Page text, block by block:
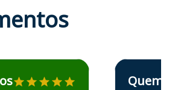
o Aprova Concursos emEstudante Elais
Quem